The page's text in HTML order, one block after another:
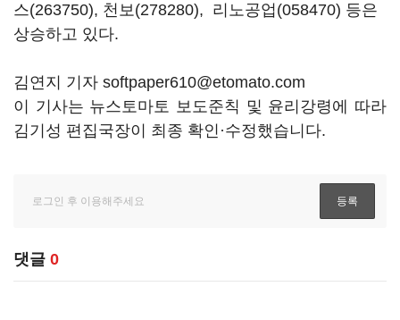
스(263750), 천보(278280), 리노공업(058470) 등은
상승하고 있다.
김연지 기자 softpaper610@etomato.com
이 기사는 뉴스토마토 보도준칙 및 윤리강령에 따라
김기성 편집국장이 최종 확인·수정했습니다.
댓글 0